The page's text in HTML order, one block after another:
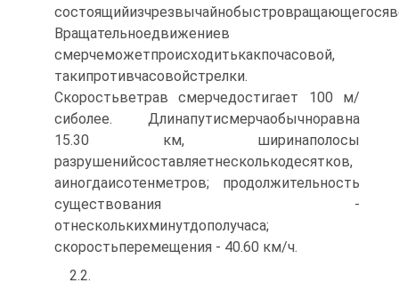
Вращательноедвижениев
смерчеможетпроисходитькакпочасовой,
такипротивчасовойстрелки.
Скоростьветрав смерчедостигает 100 м/
сиболее. Длинапутисмерчаобычноравна
15.30 км, ширинаполосы
разрушенийсоставляетнесколькодесятков,
аиногдаисотенметров; продолжительность
существования -
отнесколькихминутдополучаса;
скоростьперемещения - 40.60 км/ч.
2.2.